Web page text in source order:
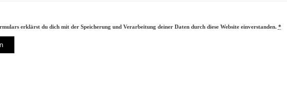
erklärst du dich mit der Speicherung und Verarbeitung deiner Daten durch diese Website einverstanden. *